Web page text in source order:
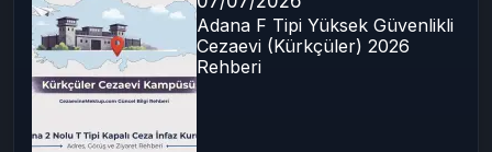
Adana F Tipi Yüksek Güvenlikli
Cezaevi (Kürkçüler) 2026
Rehberi